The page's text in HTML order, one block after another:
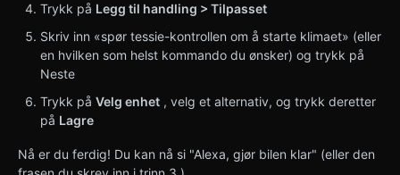
Trykk på Legg til handling > Tilpasset
Skriv inn «spør tessie-kontrollen om å starte klimaet» (eller
en hvilken som helst kommando du ønsker) og trykk på
Neste
Trykk på Velg enhet , velg et alternativ, og trykk deretter
på Lagre
Nå er du ferdig! Du kan nå si "Alexa, gjør bilen klar" (eller den